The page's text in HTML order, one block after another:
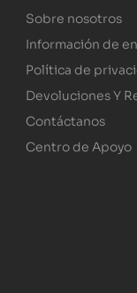
Sobre nosotros
Información de
Política de
Devoluciones Y
Contáctanos
Centro de Apoyo